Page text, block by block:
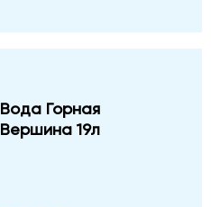
Вода Горная
Вершина 19л